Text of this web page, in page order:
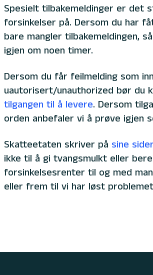
Spesielt tilbakemeldinger er det
forsinkelser på. Dersom du har
bare mangler tilbakemeldingen,
igjen om noen timer.
Dersom du får feilmelding som
uautorisert/unauthorized bør du
tilgangen til å levere. Dersom
orden anbefaler vi å prøve igjen
Skatteetaten skriver på sine sider
ikke til å gi tvangsmulkt eller
forsinkelsesrenter til og med
eller frem til vi har løst